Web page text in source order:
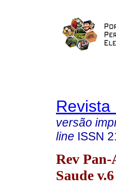
Revista
versão
line ISSN
Rev Pan-
Saude